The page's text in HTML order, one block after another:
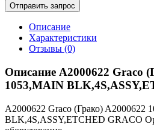
Отправить запрос
Описание
Характеристики
Отзывы (0)
Описание A2000622 Graco
1053,MAIN
A2000622 Graco (Грако) A2000622
BLK,4S,ASSY,ETCHED GRACO